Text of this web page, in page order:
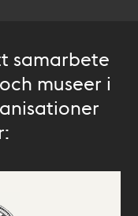
samarbete
museer i